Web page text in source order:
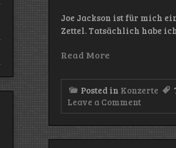
Joe Jackson ist für mich
Zettel. Tatsächlich habe
Read More
Posted in Konzerte
Leave a Commenton
Joe